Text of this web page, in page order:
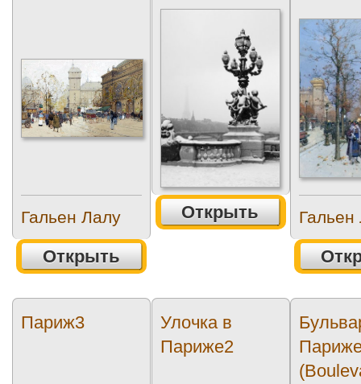
Гальен Лалу
Открыть
Открыть Гальен
Париж3
Улочка в
Париже2